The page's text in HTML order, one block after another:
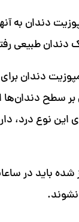
دندان به
دندان طبیعی
دندان
بر سطح
این نوع درد،
شده باید در
نشوند.